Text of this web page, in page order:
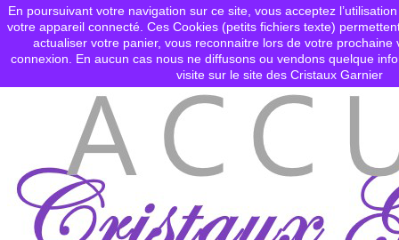
Contactez-nous
 Connexion
shopping_cart Panier (0)
En poursuivant votre navigation sur ce site, vous acceptez
votre appareil connecté. Ces Cookies (petits fichiers texte)
actualiser votre panier, vous reconnaitre lors de votre prochaine
connexion. En aucun cas nous ne diffusons ou vendons quelque
visite sur le site des Cristaux Garnier